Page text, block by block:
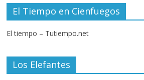
El Tiempo en Cienfuegos
El tiempo – Tutiempo.net
Los Elefantes